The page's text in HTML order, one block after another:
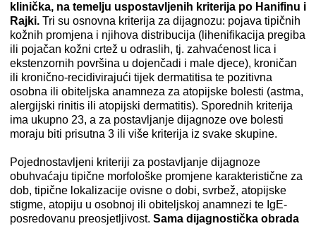
klinička, na temelju uspostavljenih kriterija po Hanifinu i
Rajki. Tri su osnovna kriterija za dijagnozu: pojava tipičnih
kožnih promjena i njihova distribucija (lihenifikacija pregiba
ili pojačan kožni crtež u odraslih, tj. zahvaćenost lica i
ekstenzornih površina u dojenčadi i male djece), kroničan
ili kronično-recidivirajući tijek dermatitisa te pozitivna
osobna ili obiteljska anamneza za atopijske bolesti (astma,
alergijski rinitis ili atopijski dermatitis). Sporednih kriterija
ima ukupno 23, a za postavljanje dijagnoze ove bolesti
moraju biti prisutna 3 ili više kriterija iz svake skupine.
Pojednostavljeni kriteriji za postavljanje dijagnoze
obuhvaćaju tipične morfološke promjene karakteristične za
dob, tipične lokalizacije ovisne o dobi, svrbež, atopijske
stigme, atopiju u osobnoj ili obiteljskoj anamnezi te IgE-
posredovanu preosjetljivost. Sama dijagnostička obrada